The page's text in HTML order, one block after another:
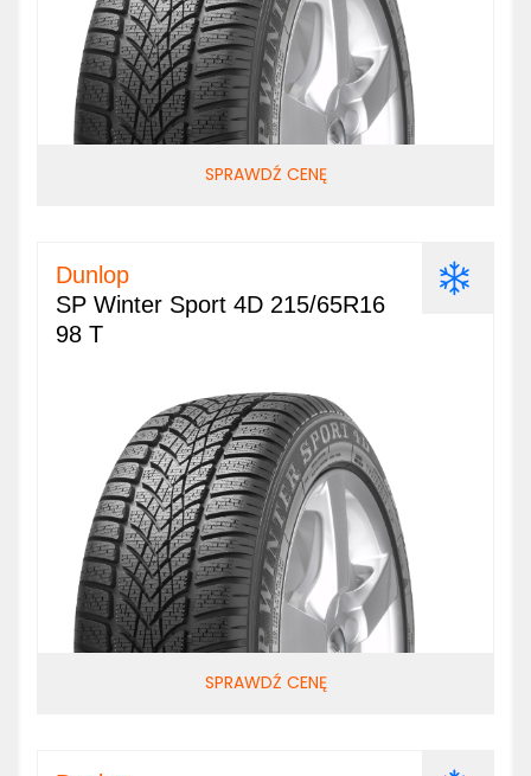
SPRAWDŹ CENĘ
Dunlop
SP Winter Sport 4D 215/65R16
98 T
SPRAWDŹ CENĘ